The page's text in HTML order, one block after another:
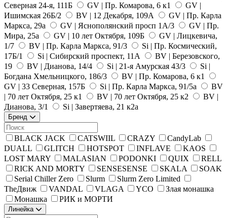
Северная 24-я, 111Б
GV | Пр. Комарова, 6 к1
GV |
Ишимская 26Б/2
BV | 12 Декабря, 109А
GV | Пр. Карла
Маркса, 29а
GV | Яснополянский просп 1А/3
GV | Пр.
Мира, 25а
GV | 10 лет Октября, 109Б
GV | Лицкевича,
1/7
BV | Пр. Карла Маркса, 91/3
Si | Пр. Космический,
17Б/1
Si | Сибирский проспект, 11А
BV | Березовского,
19
BV | Дианова, 14/4 Si | 21-я Амурская 43/3
Si |
Богдана Хмельницкого, 186/3
BV | Пр. Комарова, 6 к1
GV | 33 Северная, 157Б
Si | Пр. Карла Маркса, 91/5а
BV
| 70 лет Октября, 25 к1
BV | 70 лет Октября, 25 к2
BV |
Дианова, 3/1
Si | Завертяева, 21 к2а
Бренд
BLACK JACK CATSWIIL CRAZY
CandyLab
DUALL
GLITCH HOTSPOT INFLAVE
KAOS
LOST MARY
MALASIAN PODONKI QUIX
RELL
RICK AND MORTY
SENSESENSE SKALA
SOAK
Serial Chiller Zero
Slurm
Slurm Zero Limited
TheДвиж
VANDAL VLAGA YCO
Злая монашка
Монашка
РИК и МОРТИ
Линейка